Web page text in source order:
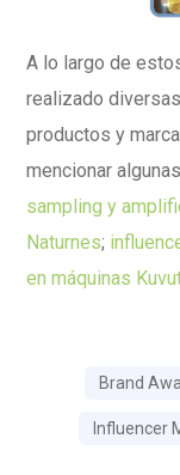
A lo largo de
realizado
productos y
mencionar
sampling y
Naturnes;
en máquinas
Brand
Influencer